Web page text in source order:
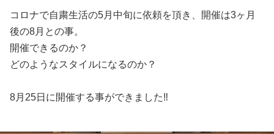
コロナで自粛生活の5月中旬に依頼を頂き、開催は3ヶ月
後の8月との事。
開催できるのか？
どのようなスタイルになるのか？
8月25日に開催する事ができました‼️